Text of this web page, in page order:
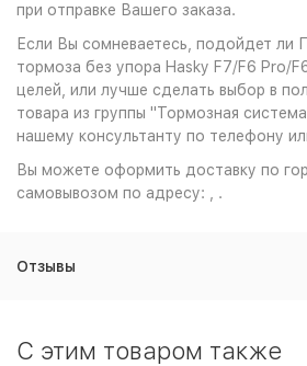
при отправке Вашего заказа.
Если Вы сомневаетесь, подойдет ли
тормоза без упора Hasky F7/F6 Pro/
целей, или лучше сделать выбор в
товара из группы "Тормозная
нашему консультанту по телефону
Вы можете оформить доставку по
самовывозом по адресу: , .
Отзывы
C этим товаром также